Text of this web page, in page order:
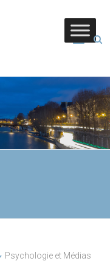
Psychologie et Médias